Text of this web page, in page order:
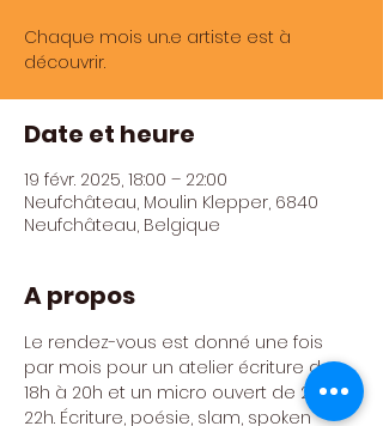
Chaque mois un.e artiste est à
découvrir.
Date et heure
19 févr. 2025, 18:00 – 22:00
Neufchâteau, Moulin Klepper, 6840
Neufchâteau, Belgique
A propos
Le rendez-vous est donné une fois
par mois pour un atelier écriture de
18h à 20h et un micro ouvert de 20 à
22h. Écriture, poésie, slam, spoken